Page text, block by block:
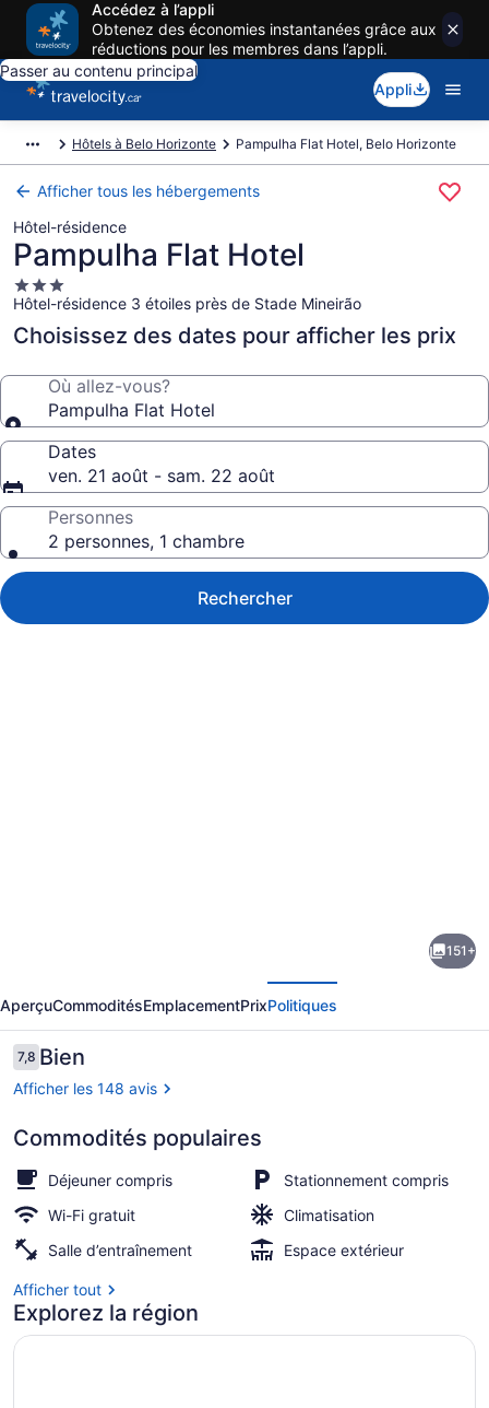
Accédez à l’appli
Obtenez des économies instantanées grâce aux
réductions pour les membres dans l’appli.
Passer au contenu principal
Appli
Hôtels à Belo Horizonte Pampulha Flat Hotel, Belo Horizonte
Afficher tous les hébergements
Hôtel-résidence
Pampulha Flat Hotel
Hébergement
3.0 étoiles
Hôtel-résidence 3 étoiles près de Stade Mineirão
Choisissez des dates pour afficher les prix
Où allez-vous?
Pampulha Flat Hotel
Dates
ven. 21 août - sam. 22 août
Personnes
2 personnes, 1 chambre
Rechercher
Pampulha
Flat
Hotel
Terrain de l’hébergement
151+
AperçuCommoditésEmplacementPrixPolitiques
Avis
7,87,8 sur 10 –
Bien
Afficher les 148 avis
Commodités populaires
Déjeuner compris
Stationnement compris
Wi-Fi gratuit
Climatisation
Salle d’entraînement
Espace extérieur
Afficher tout
Explorez la région